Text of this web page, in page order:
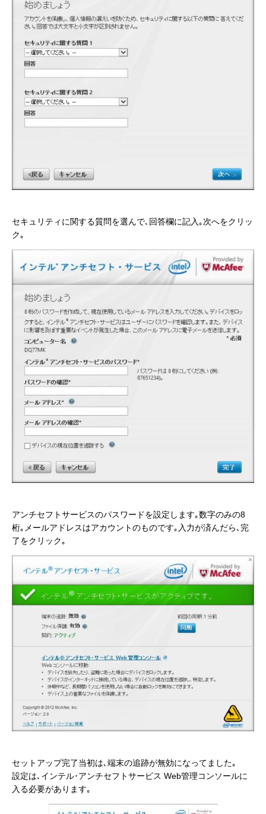
セキュリティに関する質問を選んで､回答欄に記入｡次へをクリッ
ク｡
アンチセフトサービスのパスワードを設定します｡数字のみの8
桁｡メールアドレスはアカウントのものです｡入力が済んだら､完
了をクリック｡
セットアップ完了当初は､端末の追跡が無効になってました｡
設定は､インテル･アンチセフトサービス Web管理コンソールに
入る必要があります｡